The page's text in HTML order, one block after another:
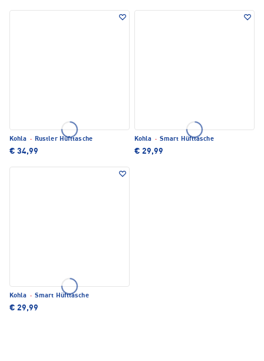
Kohla · Rustler Hüfttasche
€ 34,99
Kohla · Smart Hüfttasche
€ 29,99
Kohla · Smart Hüfttasche
€ 29,99